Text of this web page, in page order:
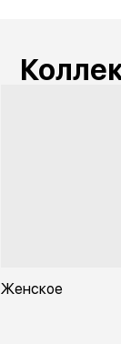
Женское